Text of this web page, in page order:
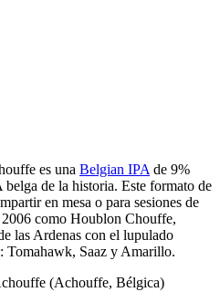
es una Belgian IPA de 9%
de la historia. Este formato de
en mesa o para sesiones de
como Houblon Chouffe,
las Ardenas con el lupulado
Tomahawk, Saaz y Amarillo.
(Achouffe, Bélgica)